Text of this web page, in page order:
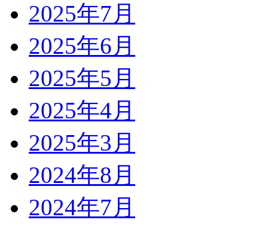
2025年7月
2025年6月
2025年5月
2025年4月
2025年3月
2024年8月
2024年7月